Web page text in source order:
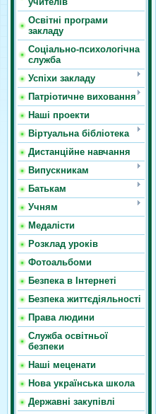
Освітні програми
закладу
Соціально-психологічна
служба
Успіхи закладу
Патріотичне виховання
Наші проекти
Віртуальна бібліотека
Дистанційне навчання
Випускникам
Батькам
Учням
Медалісти
Розклад уроків
Фотоальбоми
Безпека в Інтернеті
Безпека життєдіяльності
Права людини
Служба освітньої
безпеки
Наші меценати
Нова українська школа
Державні закупівлі